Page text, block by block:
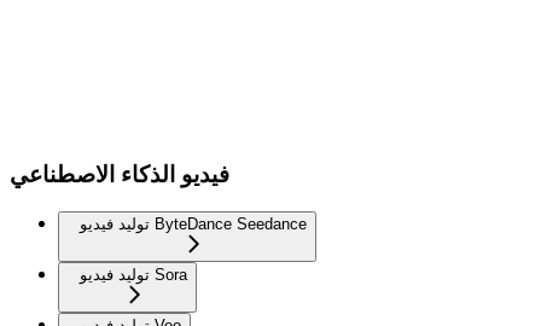
فيديو الذكاء الاصطناعي
توليد فيديو ByteDance Seedance
توليد فيديو Sora